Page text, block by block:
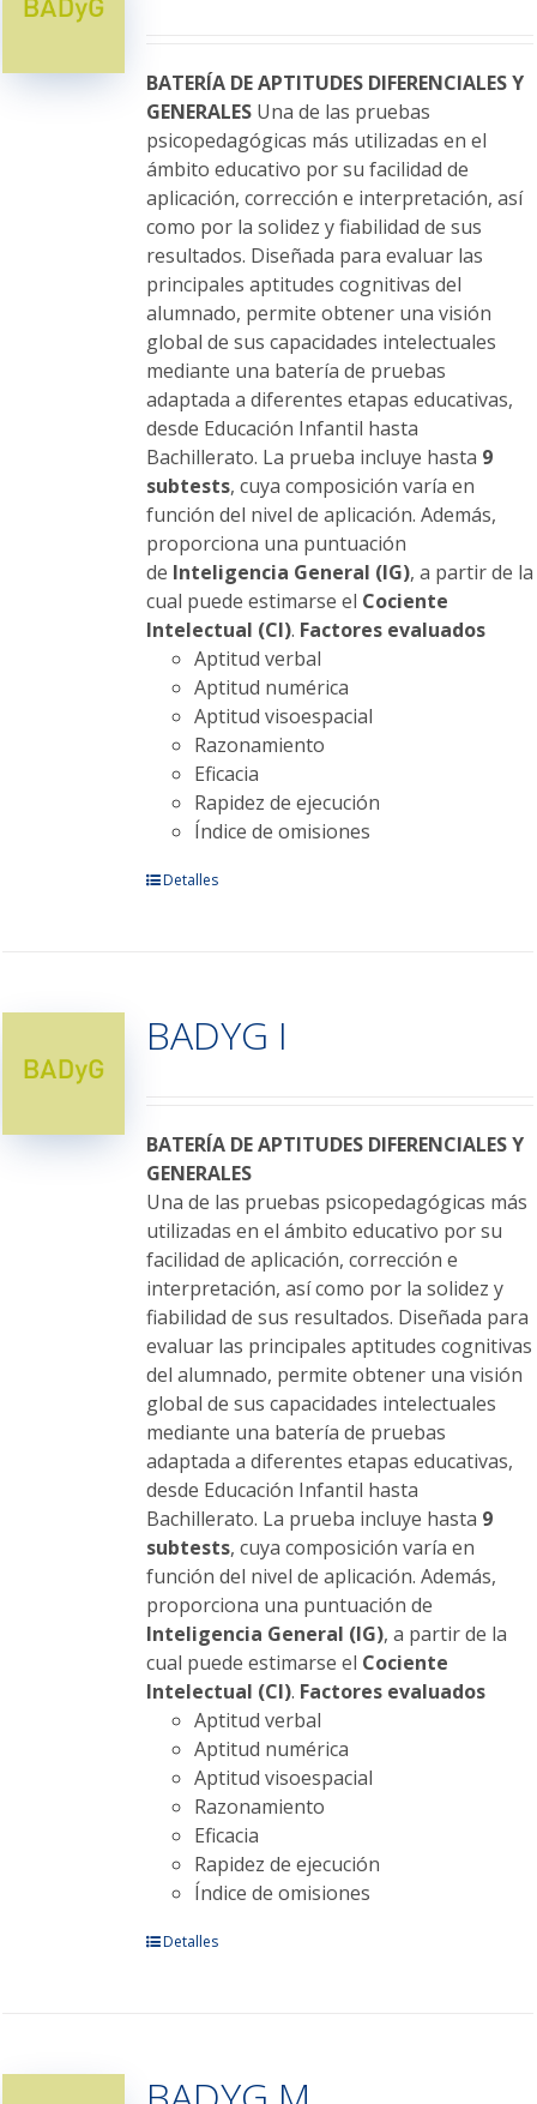
elegir
en
la
página
de
producto
BATERÍA DE APTITUDES DIFERENCIALES Y
GENERALESUna de las pruebas
psicopedagógicas más utilizadas en el
ámbito educativo por su facilidad de
aplicación, corrección e interpretación, así
como por la solidez y fiabilidad de sus
resultados. Diseñada para evaluar las
principales aptitudes cognitivas del
alumnado, permite obtener una visión
global de sus capacidades intelectuales
mediante una batería de pruebas
adaptada a diferentes etapas educativas,
desde Educación Infantil hasta
Bachillerato. La prueba incluye hasta 9
subtests, cuya composición varía en
función del nivel de aplicación. Además,
proporciona una puntuación
de Inteligencia General (IG), a partir de la
cual puede estimarse el Cociente
Intelectual (CI). Factores evaluados
Aptitud verbal
Aptitud numérica
Aptitud visoespacial
Razonamiento
Eficacia
Rapidez de ejecución
Índice de omisiones
Este
Las
opciones
elegir
en
la
página
de
producto
Detalles
BADYG I
BATERÍA DE APTITUDES DIFERENCIALES Y
GENERALES
Una de las pruebas psicopedagógicas más
utilizadas en el ámbito educativo por su
facilidad de aplicación, corrección e
interpretación, así como por la solidez y
fiabilidad de sus resultados. Diseñada para
evaluar las principales aptitudes cognitivas
del alumnado, permite obtener una visión
global de sus capacidades intelectuales
mediante una batería de pruebas
adaptada a diferentes etapas educativas,
desde Educación Infantil hasta
Bachillerato. La prueba incluye hasta 9
subtests, cuya composición varía en
función del nivel de aplicación. Además,
proporciona una puntuación de
Inteligencia General (IG), a partir de la
cual puede estimarse el Cociente
Intelectual (CI). Factores evaluados
Aptitud verbal
Aptitud numérica
Aptitud visoespacial
Razonamiento
Eficacia
Rapidez de ejecución
Índice de omisiones
Este
Las
Detalles